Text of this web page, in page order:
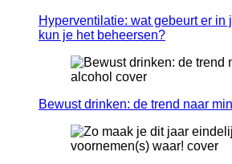
Hyperventilatie: wat gebeurt er in
kun je het beheersen?
Bewust drinken: de trend naar